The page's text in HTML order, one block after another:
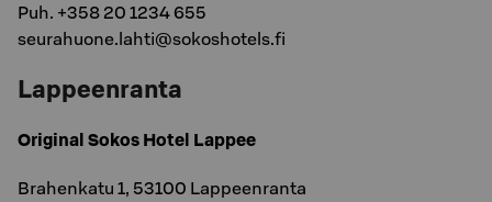
Puh. +358 20 1234 655
seurahuone.lahti@sokoshotels.fi
Lappeenranta
Original Sokos Hotel Lappee
Brahenkatu 1, 53100 Lappeenranta